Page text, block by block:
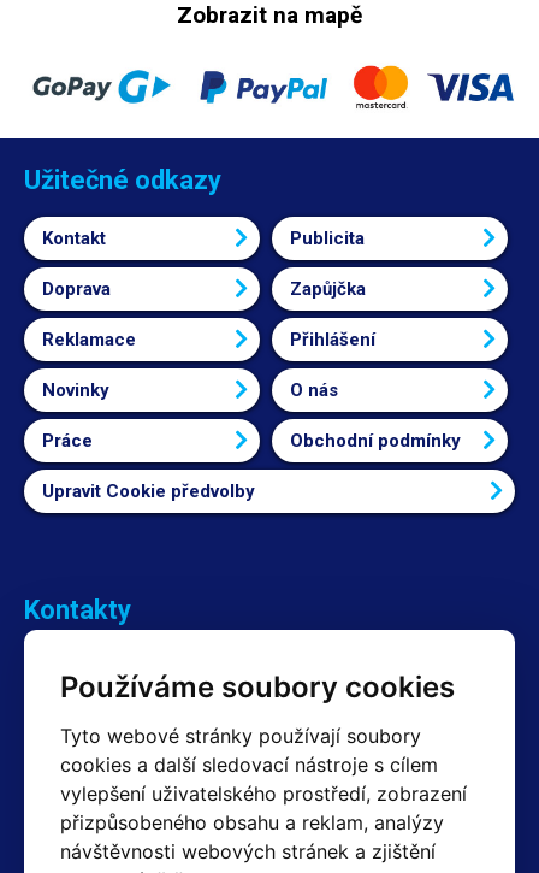
Používáme soubory cookies
Tyto webové stránky používají soubory
cookies a další sledovací nástroje s cílem
vylepšení uživatelského prostředí, zobrazení
přizpůsobeného obsahu a reklam, analýzy
návštěvnosti webových stránek a zjištění
Zobrazit na mapě
Užitečné odkazy
Kontakt Publicita
Doprava Zapůjčka
Reklamace Přihlášení
Novinky O nás
Práce Obchodní podmínky
Upravit Cookie předvolby
Kontakty
+420 603 357 606 +420 605 234 204
Fakturační a expediční oddělení
+420 605 259 759 (Po–Pá: 7:30 – 15:00)
Technické oddělení
+420 603 355 085 (Po–Pá: 8:00 – 16:00)